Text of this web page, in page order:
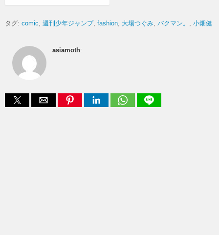
タグ: comic 週刊少年ジャンプ fashion 大場つぐみ バクマン。 小畑健
asiamoth: